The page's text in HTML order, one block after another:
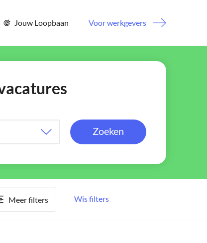
Jouw Loopbaan Voor werkgevers
Zoeken
Meer filters Wis filters